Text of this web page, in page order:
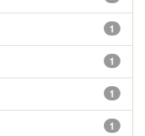
1
1
1
1